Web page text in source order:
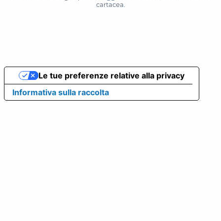
cartacea.
Informativa sulla raccolta
Le tue preferenze relative alla privacy